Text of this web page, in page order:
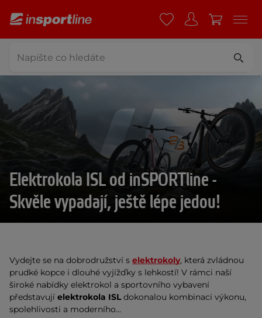
Elektrokola ISL od inSPORTline -
Skvěle vypadají, ještě lépe jedou!
Vydejte se na dobrodružství s elektrokoly, která zvládnou
prudké kopce i dlouhé vyjížďky s lehkostí! V rámci naší
široké nabídky elektrokol a sportovního vybavení
představují elektrokola ISL dokonalou kombinaci výkonu,
spolehlivosti a moderního...